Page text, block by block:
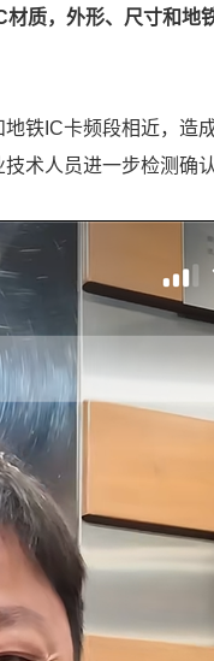
质，外形、尺寸和地
铁IC卡频段相近，造
术人员进一步检测确认